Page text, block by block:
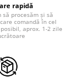
rapidă
să procesăm și să
comandă în cel
aprox. 1-2 zile